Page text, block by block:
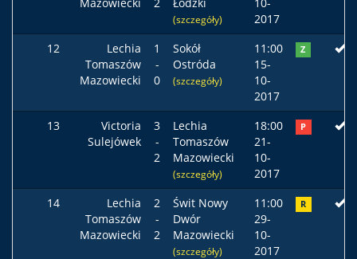
(szczegóły)
2017
12
Lechia
Tomaszów
Mazowiecki
1
-
0
Sokół
Ostróda
(szczegóły)
11:00
15-
10-
2017
Z
13
Victoria
Sulejówek
3
-
2
Lechia
Tomaszów
Mazowiecki
(szczegóły)
18:00
21-
10-
2017
P
14
Lechia
Tomaszów
Mazowiecki
2
-
2
Świt Nowy
Dwór
Mazowiecki
(szczegóły)
11:00
29-
10-
2017
R